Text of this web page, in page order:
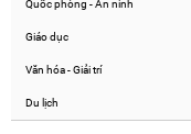
Quốc phòng - An ninh
Giáo dục
Văn hóa - Giải trí
Du lịch